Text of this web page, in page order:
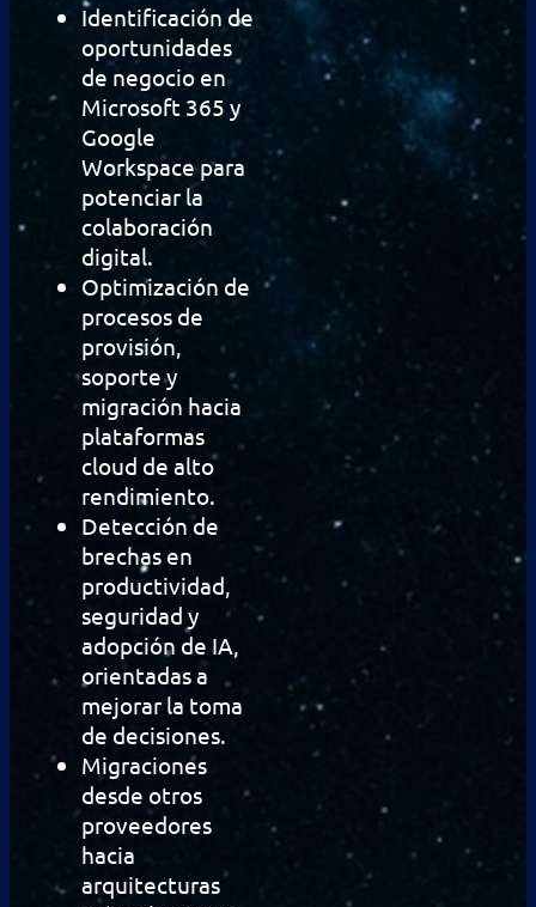
Identificación de
oportunidades
de negocio en
Microsoft 365 y
Google
Workspace para
potenciar la
colaboración
digital.
Optimización de
procesos de
provisión,
soporte y
migración hacia
plataformas
cloud de alto
rendimiento.
Detección de
brechas en
productividad,
seguridad y
adopción de IA,
orientadas a
mejorar la toma
de decisiones.
Migraciones
desde otros
proveedores
hacia
arquitecturas